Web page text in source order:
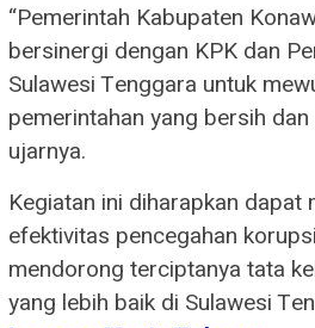
“Pemerintah Kabupaten
bersinergi dengan KPK dan
Sulawesi Tenggara untuk
pemerintahan yang bersih
ujarnya.
Kegiatan ini diharapkan dapat
efektivitas pencegahan
mendorong terciptanya tata
yang lebih baik di Sulawesi